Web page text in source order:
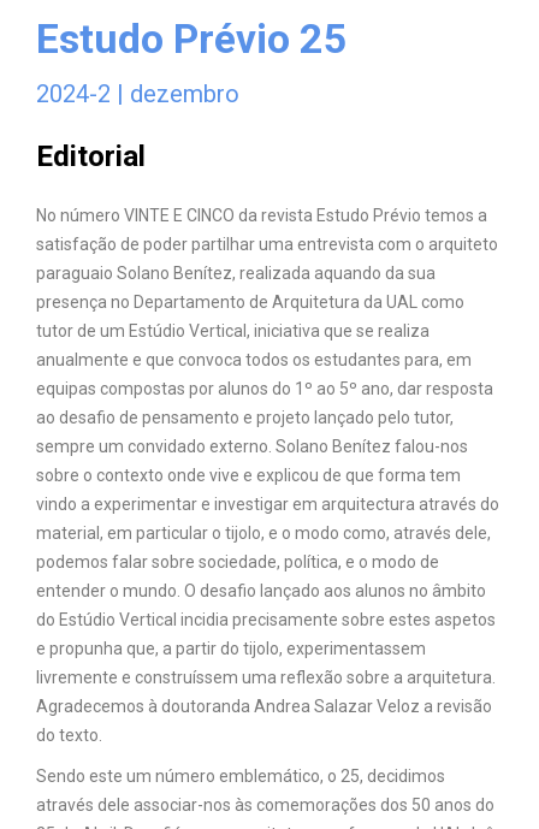
Estudo Prévio 25
2024-2 | dezembro
Editorial
No número VINTE E CINCO da revista Estudo Prévio temos a
satisfação de poder partilhar uma entrevista com o arquiteto
paraguaio Solano Benítez, realizada aquando da sua
presença no Departamento de Arquitetura da UAL como
tutor de um Estúdio Vertical, iniciativa que se realiza
anualmente e que convoca todos os estudantes para, em
equipas compostas por alunos do 1º ao 5º ano, dar resposta
ao desafio de pensamento e projeto lançado pelo tutor,
sempre um convidado externo. Solano Benítez falou-nos
sobre o contexto onde vive e explicou de que forma tem
vindo a experimentar e investigar em arquitectura através do
material, em particular o tijolo, e o modo como, através dele,
podemos falar sobre sociedade, política, e o modo de
entender o mundo. O desafio lançado aos alunos no âmbito
do Estúdio Vertical incidia precisamente sobre estes aspetos
e propunha que, a partir do tijolo, experimentassem
livremente e construíssem uma reflexão sobre a arquitetura.
Agradecemos à doutoranda Andrea Salazar Veloz a revisão
do texto.
Sendo este um número emblemático, o 25, decidimos
através dele associar-nos às comemorações dos 50 anos do